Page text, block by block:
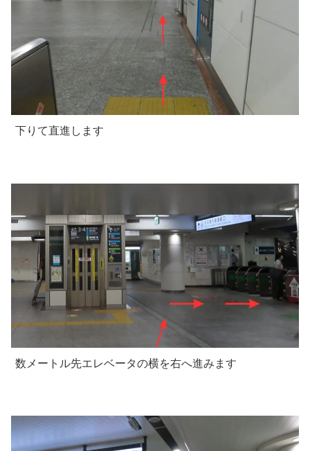
下りて直進します
数メートル先エレベータの横を右へ進みます